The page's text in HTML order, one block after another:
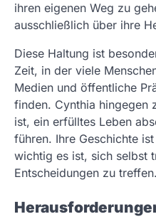
ihren eigenen Weg zu
ausschließlich über ihre
Diese Haltung ist
Zeit, in der viele
Medien und öffentliche
finden. Cynthia hingegen
ist, ein erfülltes Leben
führen. Ihre Geschichte
wichtig es ist, sich selbst
Entscheidungen zu treffen.